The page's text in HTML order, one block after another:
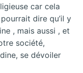
car cela
dire qu’il y
, mais aussi , et
société,
se dévoiler